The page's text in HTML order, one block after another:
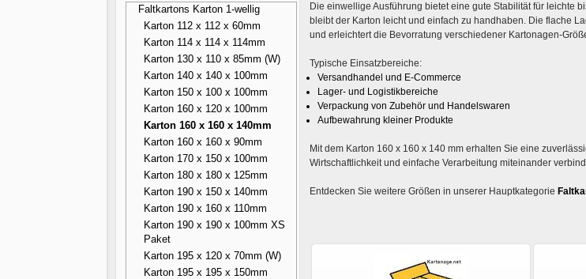
Faltkartons Karton 1-wellig
Karton 112 x 112 x 60mm
Karton 114 x 114 x 114mm
Karton 130 x 110 x 85mm (W)
Karton 140 x 140 x 100mm
Karton 150 x 100 x 100mm
Karton 160 x 120 x 100mm
Karton 160 x 160 x 140mm
Karton 160 x 160 x 90mm
Karton 170 x 150 x 100mm
Karton 180 x 180 x 125mm
Karton 190 x 150 x 140mm
Karton 190 x 160 x 110mm
Karton 190 x 190 x 100mm XS
Paket
Karton 195 x 120 x 70mm (W)
Karton 195 x 195 x 150mm
Die einwellige Ausführung bietet eine gute Stabilität für leichte
bleibt der Karton leicht und einfach zu handhaben. Die flache
und erleichtert die Bevorratung verschiedener Kartonagen-
Typische Einsatzbereiche:
Versandhandel und E-Commerce
Lager- und Logistikbereiche
Verpackung von Zubehör und Handelswaren
Aufbewahrung kleiner Produkte
Mit dem Karton 160 x 160 x 140 mm erhalten Sie eine
Wirtschaftlichkeit und einfache Verarbeitung miteinander
Entdecken Sie weitere Größen in unserer Hauptkategorie